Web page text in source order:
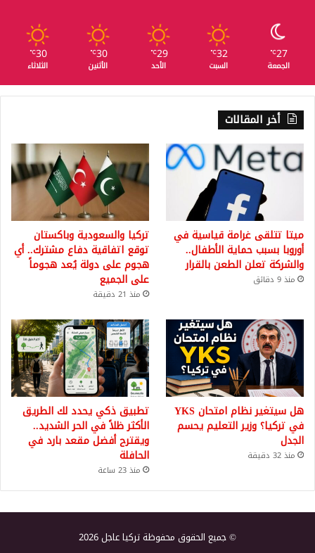
27
℃
الجمعة
32
℃
السبت
29
℃
الأحد
30
℃
الأثنين
30
℃
الثلاثاء
أخر المقالات
ميتا تتلقى غرامة قياسية في
أوروبا بسبب حماية الأطفال..
والشركة تعلن الطعن بالقرار
منذ 9 دقائق
تركيا والسعودية وباكستان
توقع اتفاقية دفاع مشترك.. أي
هجوم على دولة يُعد هجوماً
على الجميع
منذ 21 دقيقة
هل سيتغير نظام امتحان YKS
في تركيا؟ وزير التعليم يحسم
الجدل
منذ 32 دقيقة
تطبيق ذكي يحدد لك الطريق
الأكثر ظلاً في الحر الشديد..
ويقترح أفضل مقعد بارد في
الحافلة
منذ 23 ساعة
© جميع الحقوق محفوظة تركيا عاجل 2026